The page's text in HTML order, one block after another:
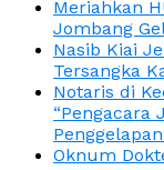
Meriahkan
Jombang
Nasib Kiai
Tersangka
Notaris di
“Pengacara
Oknum